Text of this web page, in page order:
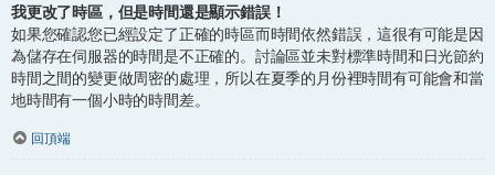
我更改了時區，但是時間還是顯示錯誤！
如果您確認您已經設定了正確的時區而時間依然錯誤，這很有可能是因
為儲存在伺服器的時間是不正確的。討論區並未對標準時間和日光節約
時間之間的變更做周密的處理，所以在夏季的月份裡時間有可能會和當
地時間有一個小時的時間差。
回頂端